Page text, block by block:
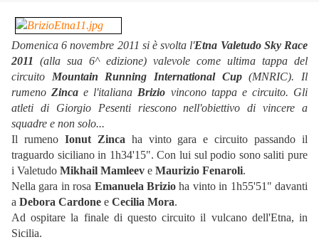
Domenica 6 novembre 2011 si è svolta l'Etna Valetudo Sky Race
2011 (alla sua 6^ edizione) valevole come ultima tappa del
circuito Mountain Running International Cup(MNRIC). Il
rumenoZinca e l'italiana Brizio vincono tappa e circuito. Gli
atleti di Giorgio Pesenti riescono nell'obiettivo di vincere a
squadre e non solo...
Il rumeno Ionut Zinca ha vinto gara e circuito passando il
traguardo siciliano in 1h34'15". Con lui sul podio sono saliti pure
i Valetudo Mikhail Mamleev e Maurizio Fenaroli.
Nella gara in rosa Emanuela Brizio ha vinto in 1h55'51" davanti
a Debora Cardone e Cecilia Mora.
Ad ospitare la finale di questo circuito il vulcano dell'Etna, in
Sicilia.